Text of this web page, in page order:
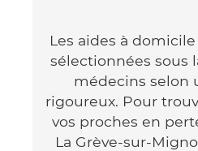
Les aides à
sélectionnées sous
médecins selon
rigoureux. Pour
vos proches en
La Grève-sur-